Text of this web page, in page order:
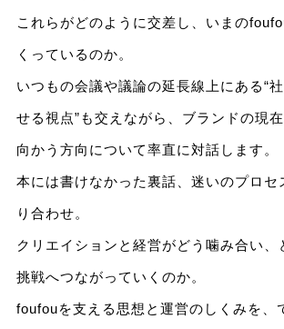
これらがどのように交差し、いまの
くっているのか。
いつもの会議や議論の延長線上にある“
せる視点”も交えながら、ブランドの現
向かう方向について率直に対話します。
本には書けなかった裏話、迷いのプロセ
り合わせ。
クリエイションと経営がどう噛み合い、
挑戦へつながっていくのか。
foufouを支える思想と運営のしくみを、